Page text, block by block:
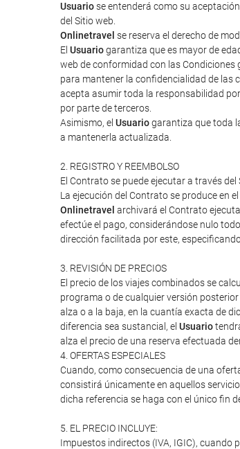
Usuariose entenderá como su
del Sitio web.
Onlinetravel se reserva el derecho de
El Usuariogarantiza que es mayor de
web de conformidad con las Condiciones
para mantener la confidencialidad de las
acepta asumir toda la responsabilidad
por parte de terceros.
Asimismo, el Usuariogarantiza que toda
a mantenerla actualizada.
2. REGISTRO Y REEMBOLSO
El Contrato se puede ejecutar a través
La ejecución del Contrato se produce en
Onlinetravel archivará el Contrato
efectúe el pago, considerándose nulo
dirección facilitada por este,
3. REVISIÓN DE PRECIOS
El precio de los viajes combinados se
programa o de cualquier versión
alza o a la baja, en la cuantía exacta de
diferencia sea sustancial, el Usuario
alza el precio de una reserva efectuada
4. OFERTAS ESPECIALES
Cuando, como consecuencia de una
consistirá únicamente en aquellos
dicha referencia se haga con el único fin
5. EL PRECIO INCLUYE:
Impuestos indirectos (IVA, IGIC), cuando